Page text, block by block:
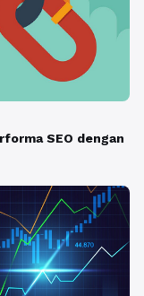
SEO dengan